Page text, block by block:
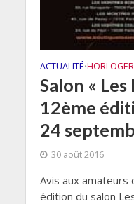
ACTUALITÉ•
Salon «
12ème
24
30 août 2016
Avis aux amateurs
édition du salon